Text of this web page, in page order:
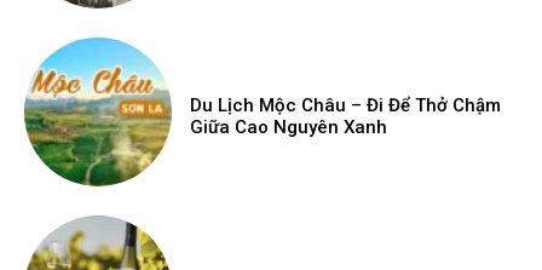
Du Lịch Mộc Châu – Đi Để Thở Chậm
Giữa Cao Nguyên Xanh